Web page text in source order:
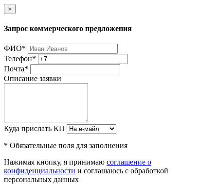
×
Запрос коммерческого предложения
ФИО*
Телефон*
Почта*
Описание заявки
Куда прислать КП
* Обязательные поля для заполнения
Нажимая кнопку, я принимаю соглашение о
конфиденциальности и соглашаюсь с обработкой
персональных данных